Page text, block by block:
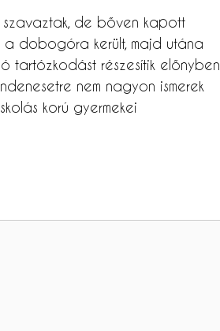
szavaztak, de bőven kapott
a dobogóra került, majd utána
tartózkodást részesítik előnyben
nem nagyon ismerek
korú gyermekei